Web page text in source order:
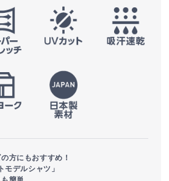
方にもおすすめ！
デルシャツ」